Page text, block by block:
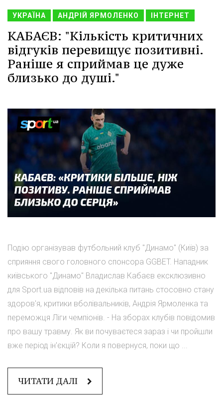
УКРАЇНА АНДРІЙ ЯРМОЛЕНКО ІНТЕРНЕТ
КАБАЄВ: "Кількість критичних
відгуків перевищує позитивні.
Раніше я сприймав це дуже
близько до душі."
Подію організував футбольний клуб "Динамо" (Київ) за
сприяння свого головного спонсора GGBET. Нападник
київського "Динамо" Владислав Кабаєв ексклюзивно
для Sport.ua відповів на декілька питань стосовно стану
здоров'я, критики вболівальників, Андрія Ярмоленка та
переможця Ліги чемпіонів. - На зборах клубів повідомив
про вашу травму. Як ви почуваєтеся зараз і чи пройшли
вже період ін'єкцій? Коли я повернуся, поки що ...
ЧИТАТИ ДАЛІ